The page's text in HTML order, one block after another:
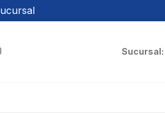
Sucursal: